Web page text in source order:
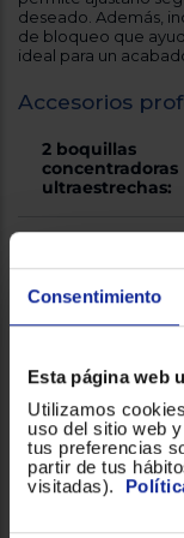
Consentimiento
Esta página web
Utilizamos
uso del sitio web
tus preferencias
partir de tus
visitadas).
deseado. Además,
de bloqueo que
ideal para un
Accesorios
2 boquillas
concentradoras
ultraestrechas:
Diseño robusto
El BaByliss Italian
profesional de 2,8
durante el secado.
años de uso
ofrece 5 años de